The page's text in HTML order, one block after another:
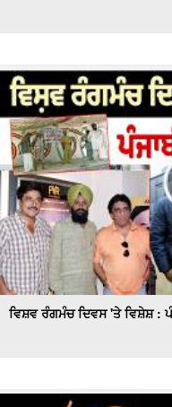
ਵਿਸ਼ਵ ਰੰਗਮੰਚ ਦਿਵਸ 'ਤੇ ਵਿਸ਼ੇਸ਼ :